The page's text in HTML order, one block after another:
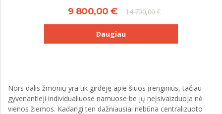
9 800,00 € 14 700,00 €
Daugiau
Nors dalis žmonių yra tik girdėję apie šiuos įrenginius, tačiau
gyvenantieji individualiuose namuose be jų neįsivaizduoja nė
vienos žiemos. Kadangi ten dažniausiai nebūna centralizuoto